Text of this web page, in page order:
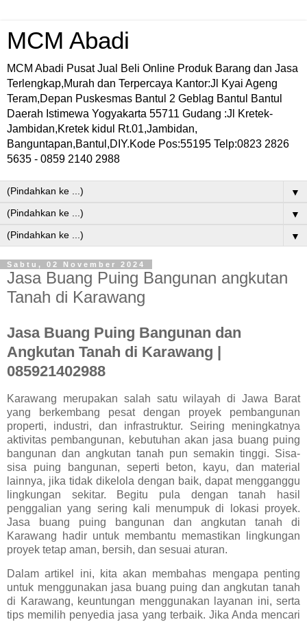
MCM Abadi
MCM Abadi Pusat Jual Beli Online Produk Barang dan Jasa
Terlengkap,Murah dan Terpercaya Kantor:Jl Kyai Ageng
Teram,Depan Puskesmas Bantul 2 Geblag Bantul Bantul
Daerah Istimewa Yogyakarta 55711 Gudang :Jl Kretek-
Jambidan,Kretek kidul Rt.01,Jambidan,
Banguntapan,Bantul,DIY.Kode Pos:55195 Telp:0823 2826
5635 - 0859 2140 2988
▼
▼
▼
Sabtu, 02 November 2024
Jasa Buang Puing Bangunan angkutan
Tanah di Karawang
Jasa Buang Puing Bangunan dan
Angkutan Tanah di Karawang |
085921402988
Karawang merupakan salah satu wilayah di Jawa Barat
yang berkembang pesat dengan proyek pembangunan
properti, industri, dan infrastruktur. Seiring meningkatnya
aktivitas pembangunan, kebutuhan akan jasa buang puing
bangunan dan angkutan tanah pun semakin tinggi. Sisa-
sisa puing bangunan, seperti beton, kayu, dan material
lainnya, jika tidak dikelola dengan baik, dapat mengganggu
lingkungan sekitar. Begitu pula dengan tanah hasil
penggalian yang sering kali menumpuk di lokasi proyek.
Jasa buang puing bangunan dan angkutan tanah di
Karawang hadir untuk membantu memastikan lingkungan
proyek tetap aman, bersih, dan sesuai aturan.
Dalam artikel ini, kita akan membahas mengapa penting
untuk menggunakan jasa buang puing dan angkutan tanah
di Karawang, keuntungan menggunakan layanan ini, serta
tips memilih penyedia jasa yang terbaik. Jika Anda mencari